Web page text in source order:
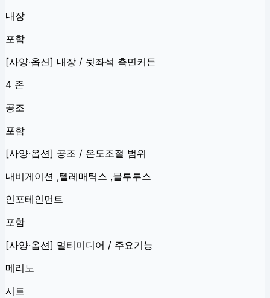
내장
포함
[사양·옵션] 내장 / 뒷좌석 측면커튼
4 존
공조
포함
[사양·옵션] 공조 / 온도조절 범위
내비게이션 ,텔레매틱스 ,블루투스
인포테인먼트
포함
[사양·옵션] 멀티미디어 / 주요기능
메리노
시트